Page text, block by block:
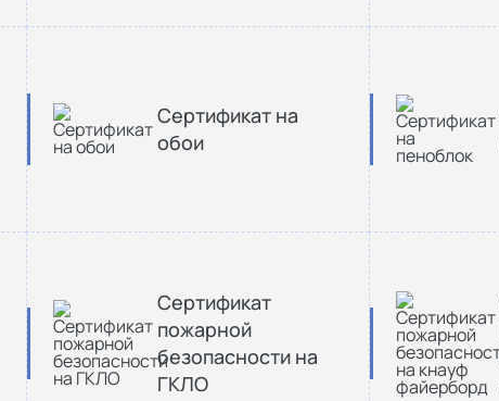
Сертификат на
обои
Сертификат
пожарной
безопасности на
ГКЛО